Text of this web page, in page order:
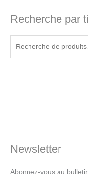
Recherche par
Newsletter
Abonnez-vous au